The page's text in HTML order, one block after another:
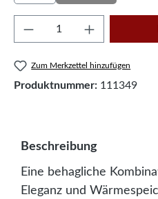
Produkt Anzahl:
Zum Merkzettel hinzufügen
Produktnummer: 111349
Beschreibung
Eine behagliche
Eleganz und